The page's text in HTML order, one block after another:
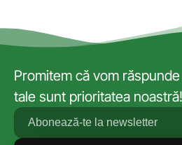
Promitem că vom
tale sunt prioritatea noastră!